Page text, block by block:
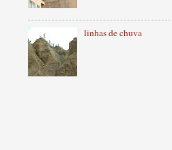
linhas de chuva